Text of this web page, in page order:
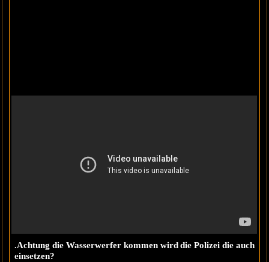
.Achtung die Wasserwerfer kommen wird die Polizei die auch
einsetzen?